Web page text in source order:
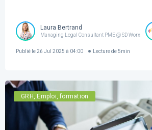
Laura Bertrand
Managing Legal Consultant PME @ SD Worx
Publié le26 Jul 2025 à 04:00 Lecture de 5min
GRH, Emploi, formation